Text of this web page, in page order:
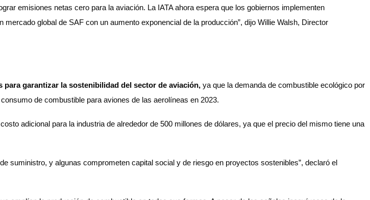
emisiones netas cero para la aviación. La IATA ahora espera que los gobiernos implementen
global de SAF con un aumento exponencial de la producción”, dijo Willie Walsh, Director
para garantizar la sostenibilidad del sector de aviación, ya que la demanda de combustible ecológico por
de combustible para aviones de las aerolíneas en 2023.
adicional para la industria de alrededor de 500 millones de dólares, ya que el precio del mismo tiene una
suministro, y algunas comprometen capital social y de riesgo en proyectos sostenibles”, declaró el